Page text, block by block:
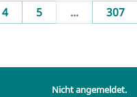
4 5 ... 307
Nicht angemeldet.